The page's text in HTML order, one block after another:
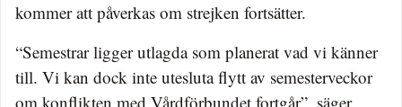
kommer att påverkas om strejken fortsätter.
“Semestrar ligger utlagda som planerat vad vi känner
till. Vi kan dock inte utesluta flytt av semesterveckor
om konflikten med Vårdförbundet fortgår”, säger